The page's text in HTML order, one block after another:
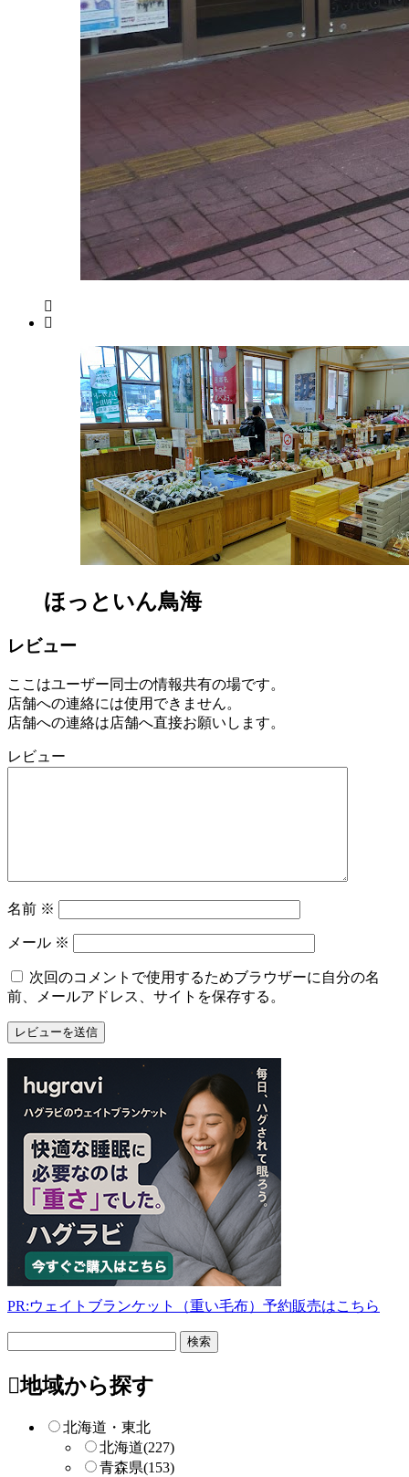
ほっといん鳥海
レビュー
ここはユーザー同士の情報共有の場です。
店舗への連絡には使用できません。
店舗への連絡は店舗へ直接お願いします。
レビュー
名前 ※
メール ※
次回のコメントで使用するためブラウザーに自分の名
前、メールアドレス、サイトを保存する。
PR:ウェイトブランケット（重い毛布）予約販売はこちら
ー
検地域から探す
北海道・東北
北海道(227)
青森県(153)